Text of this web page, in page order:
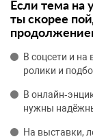
Если тема на
ты скорее
В соцсети и
ролики и
В
нужны
На выставки,